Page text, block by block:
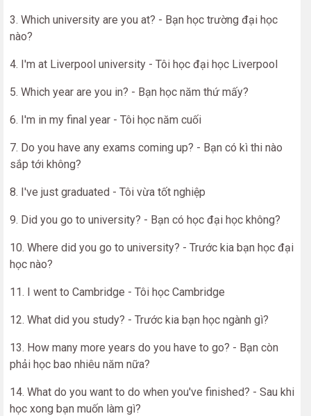
3. Which university are you at? - Bạn học trường đại học
nào?
4. I'm at Liverpool university - Tôi học đại học Liverpool
5. Which year are you in? - Bạn học năm thứ mấy?
6. I'm in my final year - Tôi học năm cuối
7. Do you have any exams coming up? - Bạn có kì thi nào
sắp tới không?
8. I've just graduated - Tôi vừa tốt nghiệp
9. Did you go to university? - Bạn có học đại học không?
10. Where did you go to university? - Trước kia bạn học đại
học nào?
11. I went to Cambridge - Tôi học Cambridge
12. What did you study? - Trước kia bạn học ngành gì?
13. How many more years do you have to go? - Bạn còn
phải học bao nhiêu năm nữa?
14. What do you want to do when you've finished? - Sau khi
học xong bạn muốn làm gì?